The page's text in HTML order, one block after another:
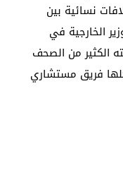
نسائية بين
الخارجية في
الكثير من الصحف
فريق مستشاري